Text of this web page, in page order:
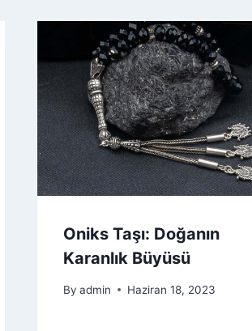
Oniks Taşı: Doğanın
Karanlık Büyüsü
By admin Haziran 18, 2023